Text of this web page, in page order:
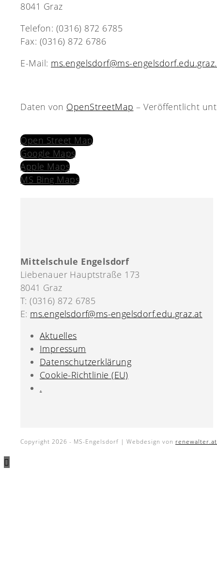
8041 Graz
Telefon: (0316) 872 6785
Fax: (0316) 872 6786
E-Mail: ms.engelsdorf@ms-
Daten von OpenStreetMap – Veröffentlicht
Open Street Map
Google Maps
Apple Maps
MS Bing Maps
Mittelschule Engelsdorf
Liebenauer Hauptstraße 173
8041 Graz
T: (0316) 872 6785
E: ms.engelsdorf@ms-engelsdorf.edu.graz.at
Aktuelles
Impressum
Datenschutzerklärung
Cookie-Richtlinie (EU)
.
Copyright 2026 - MS-Engelsdorf | Webdesign von renewalter.at